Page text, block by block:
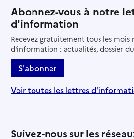
Abonnez-vous à notre
d'information
Recevez gratuitement tous les
d'information : actualités, dossier
S'abonner
Voir toutes les lettres
Suivez-nous sur les